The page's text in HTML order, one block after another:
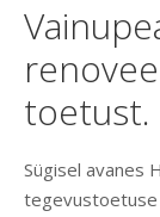
toetust.
Sügisel avanes
tegevustoetuse